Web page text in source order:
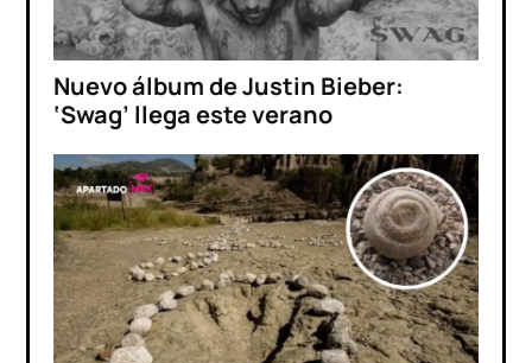
Nuevo álbum de Justin Bieber:
‘Swag’ llega este verano